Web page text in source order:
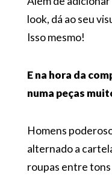
look, dá ao seu
Isso mesmo!
E na hora da
numa peças
Homens
alternado a
roupas entre